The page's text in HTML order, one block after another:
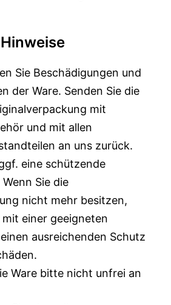
Sie Beschädigungen und
der Ware. Senden Sie die
mit
und mit allen
an uns zurück.
eine schützende
Sie die
nicht mehr besitzen,
einer geeigneten
ausreichenden Schutz
Ware bitte nicht unfrei an